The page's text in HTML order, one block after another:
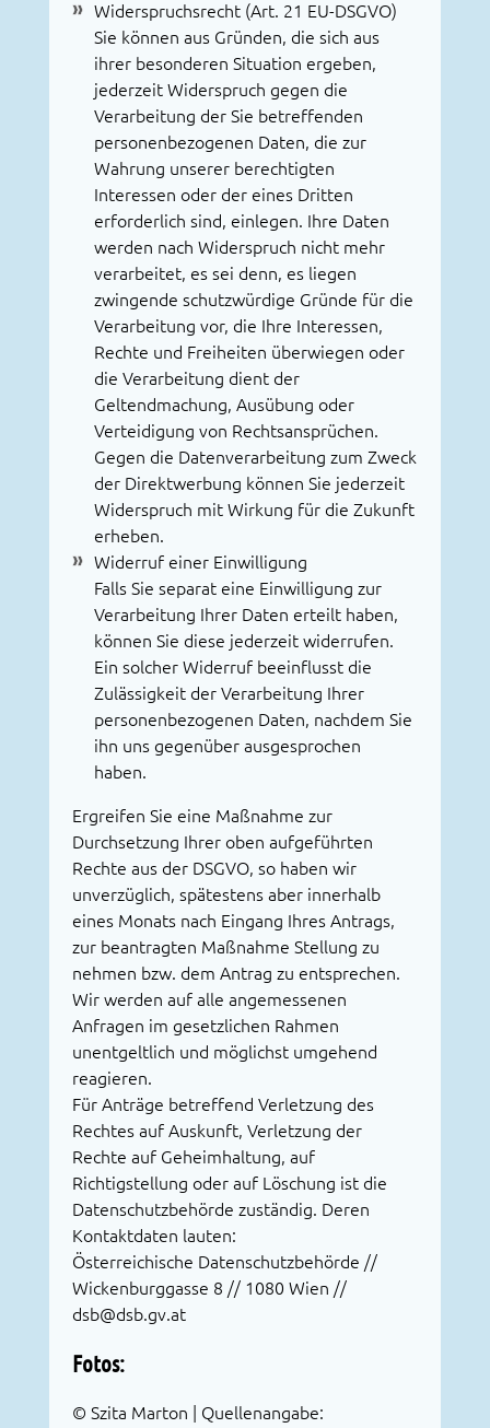
Widerspruchsrecht (Art. 21 EU-DSGVO)
Sie können aus Gründen, die sich aus
ihrer besonderen Situation ergeben,
jederzeit Widerspruch gegen die
Verarbeitung der Sie betreffenden
personenbezogenen Daten, die zur
Wahrung unserer berechtigten
Interessen oder der eines Dritten
erforderlich sind, einlegen. Ihre Daten
werden nach Widerspruch nicht mehr
verarbeitet, es sei denn, es liegen
zwingende schutzwürdige Gründe für die
Verarbeitung vor, die Ihre Interessen,
Rechte und Freiheiten überwiegen oder
die Verarbeitung dient der
Geltendmachung, Ausübung oder
Verteidigung von Rechtsansprüchen.
Gegen die Datenverarbeitung zum Zweck
der Direktwerbung können Sie jederzeit
Widerspruch mit Wirkung für die Zukunft
erheben.
Widerruf einer Einwilligung
Falls Sie separat eine Einwilligung zur
Verarbeitung Ihrer Daten erteilt haben,
können Sie diese jederzeit widerrufen.
Ein solcher Widerruf beeinflusst die
Zulässigkeit der Verarbeitung Ihrer
personenbezogenen Daten, nachdem Sie
ihn uns gegenüber ausgesprochen
haben.
Ergreifen Sie eine Maßnahme zur
Durchsetzung Ihrer oben aufgeführten
Rechte aus der DSGVO, so haben wir
unverzüglich, spätestens aber innerhalb
eines Monats nach Eingang Ihres Antrags,
zur beantragten Maßnahme Stellung zu
nehmen bzw. dem Antrag zu entsprechen.
Wir werden auf alle angemessenen
Anfragen im gesetzlichen Rahmen
unentgeltlich und möglichst umgehend
reagieren.
Für Anträge betreffend Verletzung des
Rechtes auf Auskunft, Verletzung der
Rechte auf Geheimhaltung, auf
Richtigstellung oder auf Löschung ist die
Datenschutzbehörde zuständig. Deren
Kontaktdaten lauten:
Österreichische Datenschutzbehörde //
Wickenburggasse 8 // 1080 Wien //
dsb@dsb.gv.at
Fotos:
© Szita Marton | Quellenangabe: